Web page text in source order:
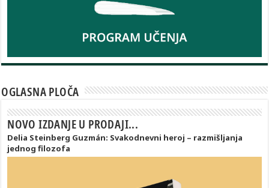
OGLASNA PLOČA
NOVO IZDANJE U PRODAJI...
Delia Steinberg Guzmán: Svakodnevni heroj – razmišljanja
jednog filozofa